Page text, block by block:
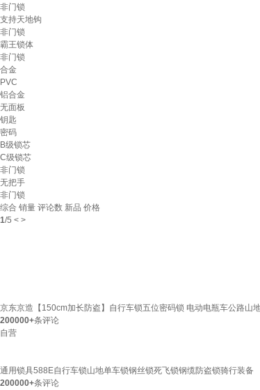
非门锁
支持天地钩
非门锁
霸王锁体
非门锁
合金
PVC
铝合金
无面板
钥匙
密码
B级锁芯
C级锁芯
非门锁
无把手
非门锁
综合 销量 评论数 新品 价格
1/5 < >
京东京造【150cm加长防盗】自行车锁五位密码锁 电动电瓶车公路山
200000+条评论
自营
通用锁具588E自行车锁山地单车锁钢丝锁死飞锁钢缆防盗锁骑行装备
200000+条评论